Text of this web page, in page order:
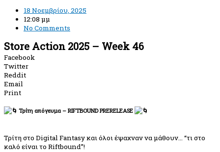
18 Νοεμβρίου, 2025
12:08 μμ
No Comments
Store Action 2025 – Week 46
Facebook
Twitter
Reddit
Email
Print
Τρίτη απόγευμα – RIFTBOUND PRERELEASE
Τρίτη στο Digital Fantasy και όλοι έψαχναν να μάθουν… “τι στο
καλό είναι το Riftbound”!